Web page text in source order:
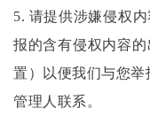
5. 请提供涉嫌侵权
报的含有侵权内容
置）以便我们与您
管理人联系。